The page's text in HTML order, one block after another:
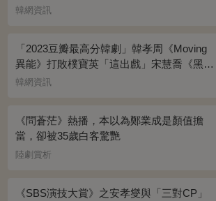
傳
韓網資訊
「2023豆瓣最高分韓劇」韓孝周《Moving
異能》打敗樸寶英「這出戲」宋慧喬《黑暗
榮耀》奪冠
韓網資訊
《問蒼茫》熱播，本以為鄭業成是顏值擔
當，卻被35歲白客驚艷
陸劇賞析
《SBS演技大賞》之安孝燮與「三對CP」